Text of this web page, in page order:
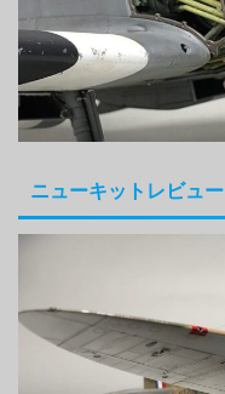
ニューキットレビュー